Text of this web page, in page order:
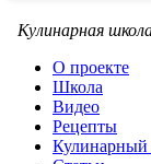
Кулинарная
О проекте
Школа
Видео
Рецепты
Кулинарный